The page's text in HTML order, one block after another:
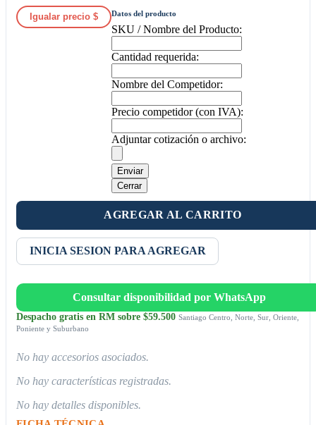
Igualar precio $ Datos del producto
SKU / Nombre del Producto:
Cantidad requerida:
Nombre del Competidor:
Precio competidor (con IVA):
Adjuntar cotización o archivo:
Enviar
Cerrar
AGREGAR AL CARRITO
INICIA SESION PARA AGREGAR
Consultar disponibilidad por WhatsApp
Despacho gratis en RM sobre $59.500 Santiago Centro, Norte, Sur, Oriente,
Poniente y Suburbano
No hay accesorios asociados.
No hay características registradas.
No hay detalles disponibles.